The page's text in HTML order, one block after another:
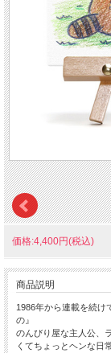
価格:4,400円(税込)
商品説明
1986年から連載を続け
の』
のんびり屋な主人公、
くてちょっとヘンな日